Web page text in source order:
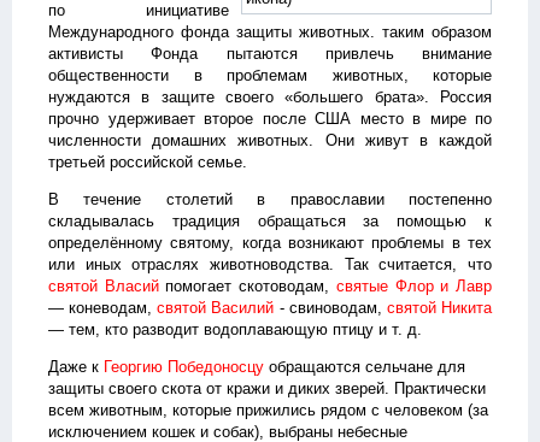
по инициативе
Международного фонда защиты животных. таким образом
активисты Фонда пытаются привлечь внимание
общественности в проблемам животных, которые
нуждаются в защите своего «большего брата». Россия
прочно удерживает второе после США место в мире по
численности домашних животных. Они живут в каждой
третьей российской семье.
В течение столетий в православии постепенно
складывалась традиция обращаться за помощью к
определённому святому, когда возникают проблемы в тех
или иных отраслях животноводства. Так считается, что
святой Власийпомогает скотоводам, святые Флор и Лавр
— коневодам,святой Василий - свиноводам, святой Никита
— тем, кто разводит водоплавающую птицу и т. д.
Даже к Георгию Победоносцу обращаются сельчане для
защиты своего скота от кражи и диких зверей. Практически
всем животным, которые прижились рядом с человеком (за
исключением кошек и собак), выбраны небесные